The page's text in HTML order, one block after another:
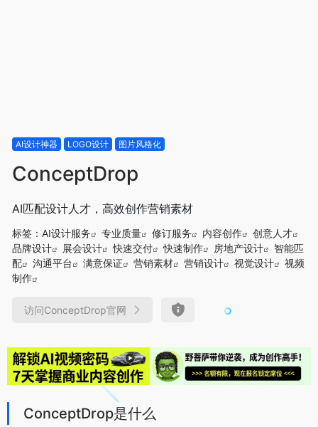
AI设计神器 LOGO设计 图片风格化
ConceptDrop
AI匹配设计人才，高效创作营销素材
标签： AI设计服务 专业质量 修订服务 内容创作
创意人才
品牌设计
展会设计 快速交付 快速制作 房地产设计
智能匹
配
沟通平台 满意保证 营销素材 营销设计 视觉设计
视频
制作
访问ConceptDrop官网
ConceptDrop是什么